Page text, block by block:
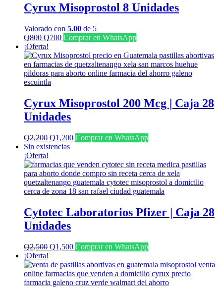
Cyrux Misoprostol 8 Unidades
Valorado con 5.00 de 5
Q800 El
precio
original
era:
Q800.
Q700El
actual
es:
Q700.
Comprar en WhatsApp
¡Oferta!
Cyrux Misoprostol 200 Mcg | Caja 28
Unidades
Q2,200 El
precio
era:
Q2,200.
Q1,200El
es:
Q1,200.
Comprar en WhatsApp
Sin existencias
¡Oferta!
Cytotec Laboratorios Pfizer | Caja 28
Unidades
Q2,500 El
original
era:
Q2,500.
Q1,500El
actual
es:
Q1,500.
Comprar en WhatsApp
¡Oferta!